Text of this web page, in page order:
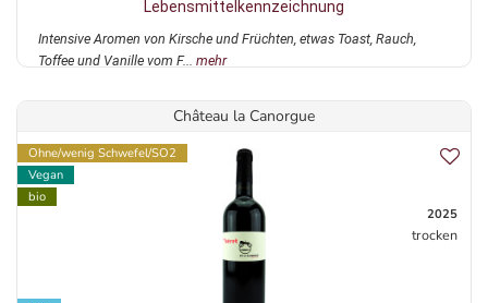
Lebensmittelkennzeichnung
Intensive Aromen von Kirsche und Früchten, etwas Toast, Rauch,
Toffee und Vanille vom F... mehr
Château la Canorgue
Ohne/wenig Schwefel/SO2
Vegan
bio
2025
trocken